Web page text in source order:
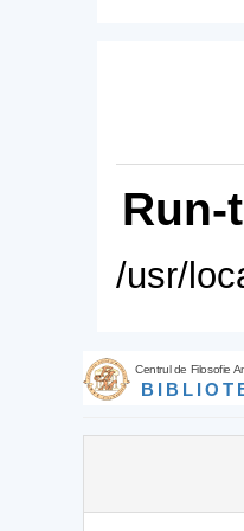
Run-
/usr/
Centrul de Filosofie